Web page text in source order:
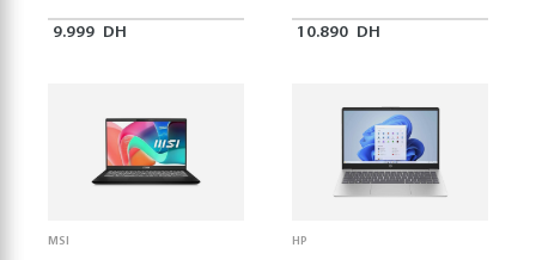
9.999 DH 10.890 DH
MSI HP